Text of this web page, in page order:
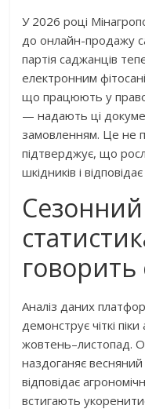
У 2026 році
до онлайн-продажу
партія саджанців
електронним
що працюють у
— надають ці
замовленням. Це не
підтверджує, що
шкідників і
говорить
Аналіз даних
демонструє чіткі
жовтень–листопад.
наздоганяє
відповідає
встигають